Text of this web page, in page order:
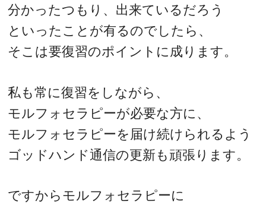
分かったつもり、出来ているだろう
といったことが有るのでしたら、
そこは要復習のポイントに成ります。
私も常に復習をしながら、
モルフォセラピーが必要な方に、
モルフォセラピーを届け続けられるよう
ゴッドハンド通信の更新も頑張ります。
ですからモルフォセラピーに